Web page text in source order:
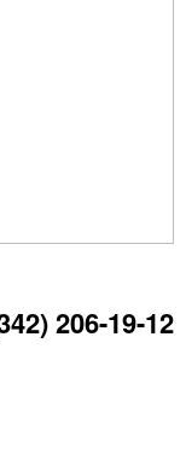
206-19-12